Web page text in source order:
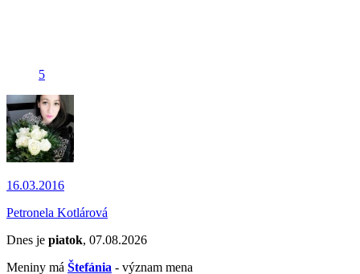
5
16.03.2016
Petronela Kotlárová
Dnes je piatok, 07.08.2026
Meniny má Štefánia - význam mena